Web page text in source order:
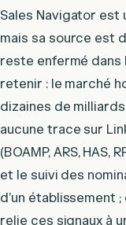
Sales Navigator est
mais sa source est
reste enfermé dans
retenir : le marché
dizaines de
aucune trace sur
(BOAMP, ARS, HAS,
et le suivi des
d’un établissement
relie ces signaux à